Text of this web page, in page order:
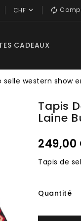

CHF 
CADEAUX
selle western show
Tapis
Laine
249,00
Tapis de
Quantité